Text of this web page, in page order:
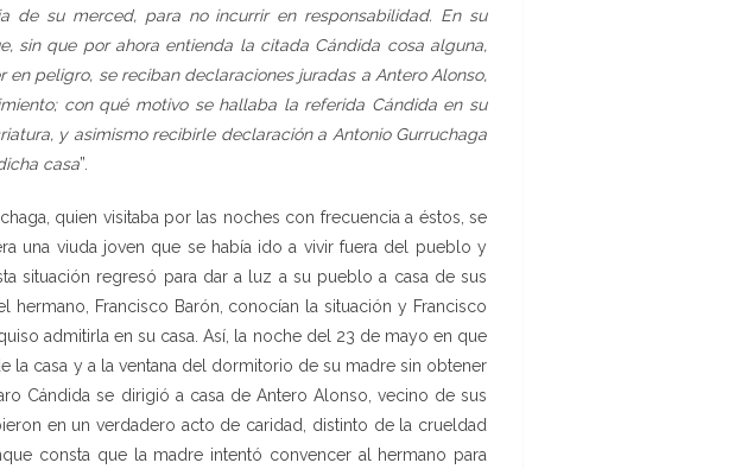
de su merced, para no incurrir en responsabilidad. En su
sin que por ahora entienda la citada Cándida cosa alguna,
peligro, se reciban declaraciones juradas a Antero Alonso,
con qué motivo se hallaba la referida Cándida en su
y asimismo recibirle declaración a Antonio Gurruchaga
casa”.
quien visitaba por las noches con frecuencia a éstos, se
una viuda joven que se había ido a vivir fuera del pueblo y
situación regresó para dar a luz a su pueblo a casa de sus
Francisco Barón, conocían la situación y Francisco
admitirla en su casa. Así, la noche del 23 de mayo en que
la casa y a la ventana del dormitorio de su madre sin obtener
Cándida se dirigió a casa de Antero Alonso, vecino de sus
en un verdadero acto de caridad, distinto de la crueldad
consta que la madre intentó convencer al hermano para